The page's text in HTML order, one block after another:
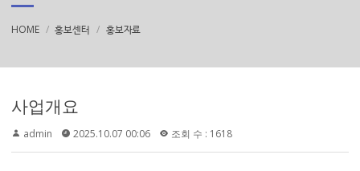
HOME 홍보센터 홍보자료
사업개요
admin 2025.10.07 00:06 조회 수 : 1618